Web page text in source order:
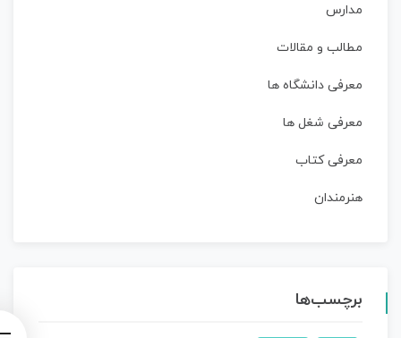
مدارس
مطالب و مقالات
معرفی دانشگاه ها
معرفی شغل ها
معرفی کتاب
هنرمندان
برچسب‌ها